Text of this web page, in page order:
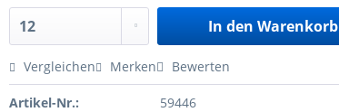
In den Warenkorb
Vergleichen Merken Bewerten
Artikel-Nr.:
59446